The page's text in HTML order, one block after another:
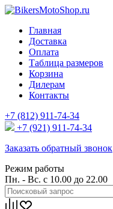
Главная
Доставка
Оплата
Таблица размеров
Корзина
Дилерам
Контакты
+7 (812) 911-74-34
+7 (921) 911-74-34
Заказать обратный звонок
Режим работы
Пн. - Вс. с 10.00 до 22.00